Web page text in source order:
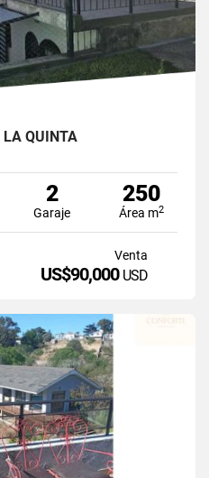
LA QUINTA
2
Garaje
250
Área m2
Venta
US$90,000 USD